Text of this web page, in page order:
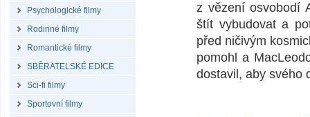
Psychologické filmy
Rodinné filmy
Romantické filmy
SBĚRATELSKÉ EDICE
Sci-fi filmy
Sportovní filmy
z vězení osvobodí
štít vybudovat a
před ničivým
pomohl a
dostavil, aby svého